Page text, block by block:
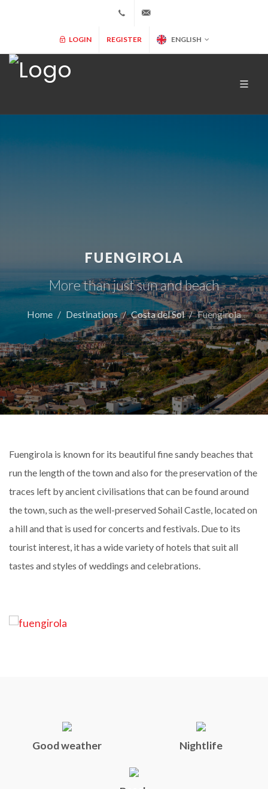
+34 902 365 000
LOGIN REGISTER ENGLISH
FUENGIROLA
More than just sun and beach
Home Destinations Costa del Sol Fuengirola
Fuengirola is known for its beautiful fine sandy beaches that
run the length of the town and also for the preservation of the
traces left by ancient civilisations that can be found around
the town, such as the well-preserved Sohail Castle, located on
a hill and that is used for concerts and festivals. Due to its
tourist interest, it has a wide variety of hotels that suit all
tastes and styles of weddings and celebrations.
Good weather Nightlife